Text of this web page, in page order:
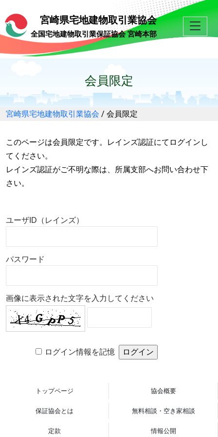
宮崎県宅地建物取引業協会
全国宅地建物取引業保証協会 宮崎本部
会員限定
宮崎県宅地建物取引業協会 / 会員限定
このページは会員限定です。レインズ認証にてログインし
てください。
レインズ認証がご不明な際は、所属支部へお問い合わせ下
さい。
ユーザID（レインズ）
パスワード
画像に表示された文字を入力してください
ログイン情報を記憶
トップページ 協会概要
保証協会とは 無料相談・空き家相談
定款 情報公開